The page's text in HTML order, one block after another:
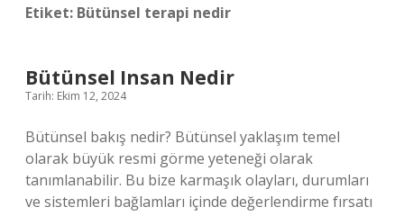
Etiket: Bütünsel terapi nedir
Bütünsel Insan Nedir
Tarih: Ekim 12, 2024
Bütünsel bakış nedir? Bütünsel yaklaşım temel
olarak büyük resmi görme yeteneği olarak
tanımlanabilir. Bu bize karmaşık olayları, durumları
ve sistemleri bağlamları içinde değerlendirme fırsatı